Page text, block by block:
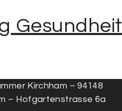
Gesundheit
Kirchham – 94148
– Hofgartenstrasse 6a